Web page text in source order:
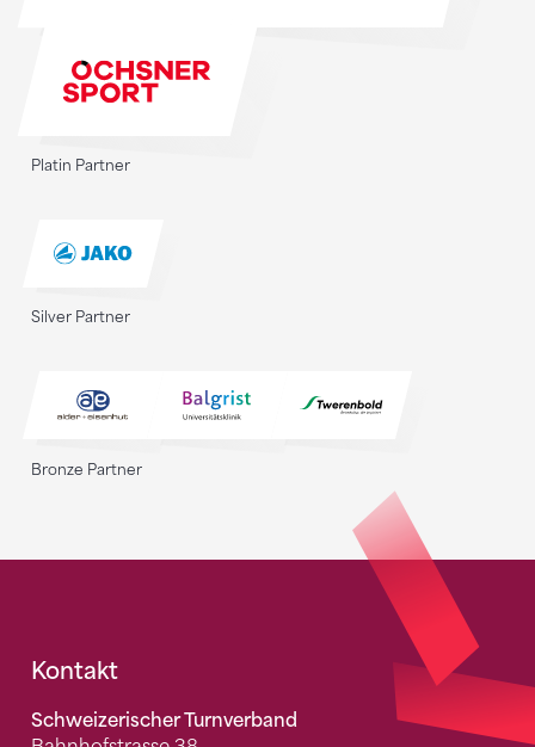
Platin Partner
Silver Partner
Bronze Partner
Fusszeile
Kontakt
Schweizerischer Turnverband